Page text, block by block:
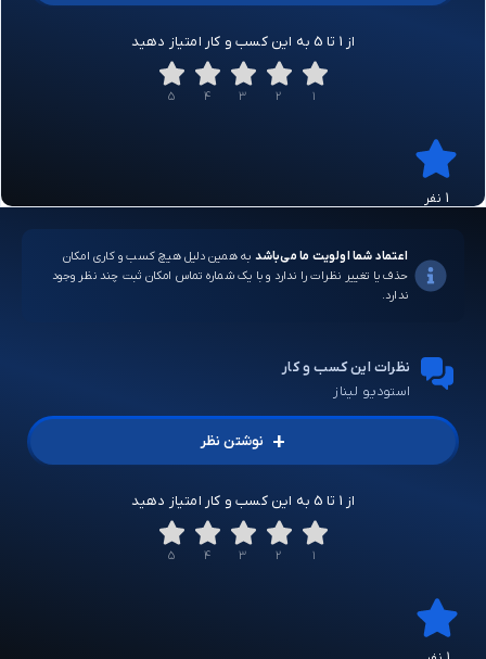
از 1 تا 5 به این کسب و کار امتیاز دهید
1
2
3
4
5
1 نفر
اعتماد شما اولویت ما می‌باشد به همین دلیل هیچ کسب و کاری امکان
حذف یا تغییر نظرات را ندارد و با یک شماره تماس امکان ثبت چند نظر وجود
ندارد.
نظرات این کسب و کار
استودیو لیناز
+ نوشتن نظر
از 1 تا 5 به این کسب و کار امتیاز دهید
1
2
3
4
5